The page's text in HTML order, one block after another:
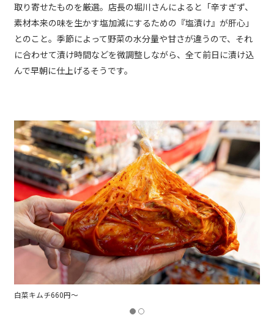
取り寄せたものを厳選。店長の堀川さんによると「辛すぎず、
素材本来の味を生かす塩加減にするための『塩漬け』が肝心」
とのこと。季節によって野菜の水分量や甘さが違うので、それ
に合わせて漬け時間などを微調整しながら、全て前日に漬け込
んで早朝に仕上げるそうです。
白菜キムチ660円～